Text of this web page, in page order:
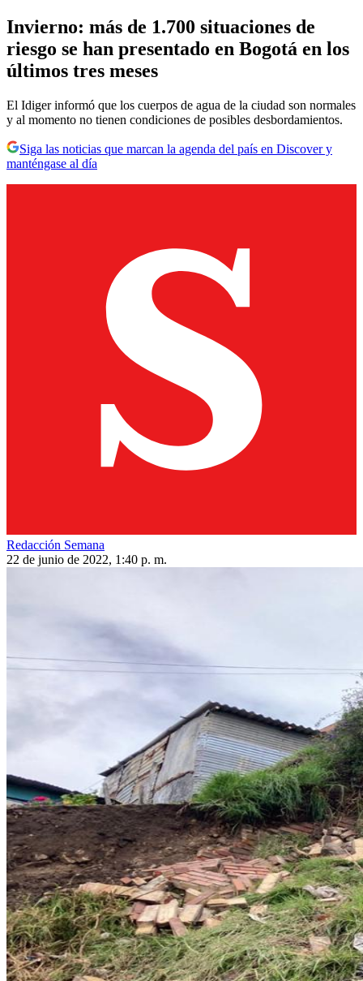
Invierno: más de 1.700 situaciones de
riesgo se han presentado en Bogotá en los
últimos tres meses
El Idiger informó que los cuerpos de agua de la ciudad son normales
y al momento no tienen condiciones de posibles desbordamientos.
Siga las noticias que marcan la agenda del país en Discover y
manténgase al día
Redacción Semana
22 de junio de 2022, 1:40 p. m.